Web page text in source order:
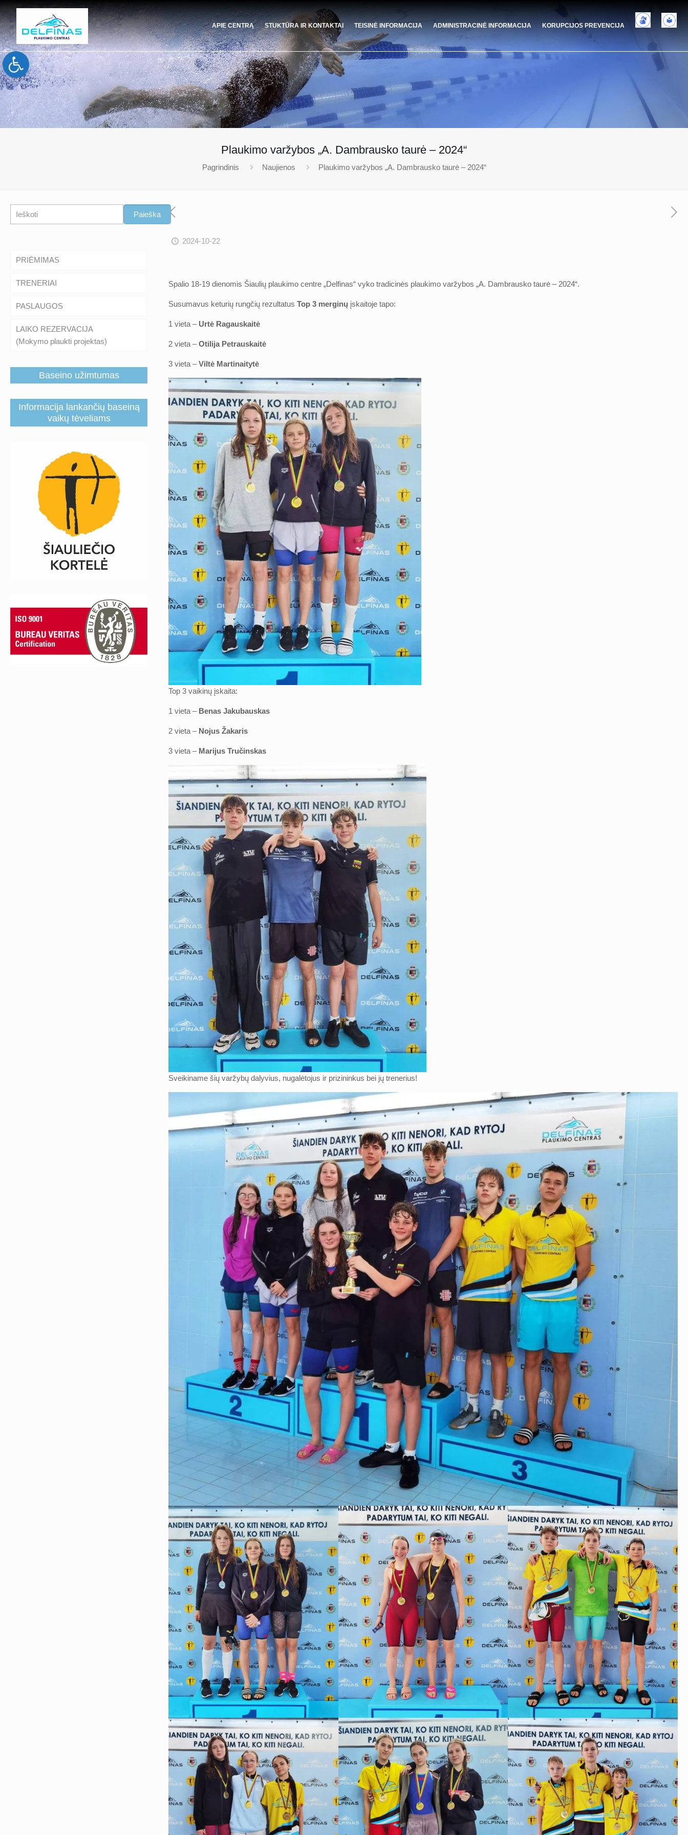
Open toolbar
APIE CENTRĄ STUKTŪRA IR KONTAKTAI TEISINĖ INFORMACIJA ADMINISTRACINĖ INFORMACIJA KORUPCIJOS PREVENCIJA
Plaukimo varžybos „A. Dambrausko taurė – 2024“
Pagrindinis Naujienos Plaukimo varžybos „A. Dambrausko taurė – 2024“
2024-10-22
Spalio 18-19 dienomis Šiaulių plaukimo centre „Delfinas“ vyko tradicinės plaukimo varžybos „A. Dambrausko taurė – 2024“.
Susumavus keturių rungčių rezultatusTop 3 merginų įskaitoje tapo:
1 vieta – Urtė Ragauskaitė
2 vieta –Otilija Petrauskaitė
3 vieta –Viltė Martinaitytė
Top 3 vaikinų įskaita:
1 vieta – Benas Jakubauskas
2 vieta – Nojus Žakaris
3 vieta – Marijus Tručinskas
Sveikiname šių varžybų dalyvius, nugalėtojus ir prizininkus bei jų trenerius!
Paieška Paieška
PRIĖMIMAS
TRENERIAI
PASLAUGOS
LAIKO REZERVACIJA
(Mokymo plaukti projektas)
Baseino užimtumas
Informacija lankančių baseiną
vaikų tėveliams